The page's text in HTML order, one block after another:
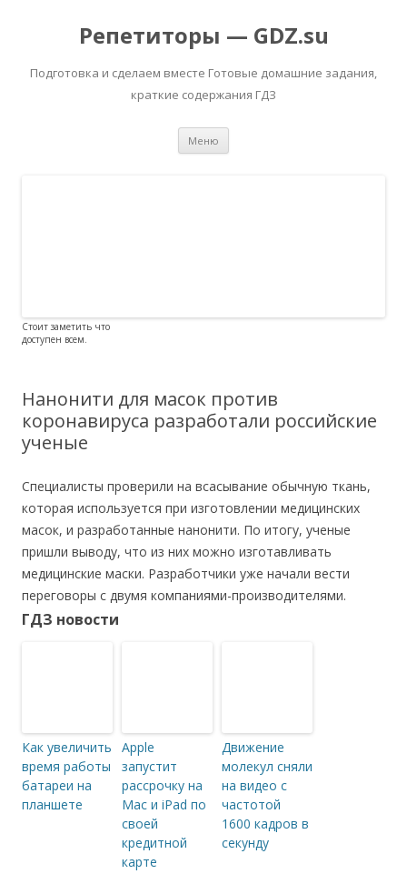
Репетиторы — GDZ.su
Подготовка и сделаем вместе Готовые домашние задания,
краткие содержания ГДЗ
Меню
Стоит заметить что
доступен всем.
Нанонити для масок против
коронавируса разработали российские
ученые
Специалисты проверили на всасывание обычную ткань,
которая используется при изготовлении медицинских
масок, и разработанные нанонити. По итогу, ученые
пришли выводу, что из них можно изготавливать
медицинские маски. Разработчики уже начали вести
переговоры с двумя компаниями-производителями.
ГДЗ новости
Как увеличить
время работы
батареи на
планшете
Apple
запустит
рассрочку на
Mac и iPad по
своей
кредитной
карте
Движение
молекул сняли
на видео с
частотой
1600 кадров в
секунду